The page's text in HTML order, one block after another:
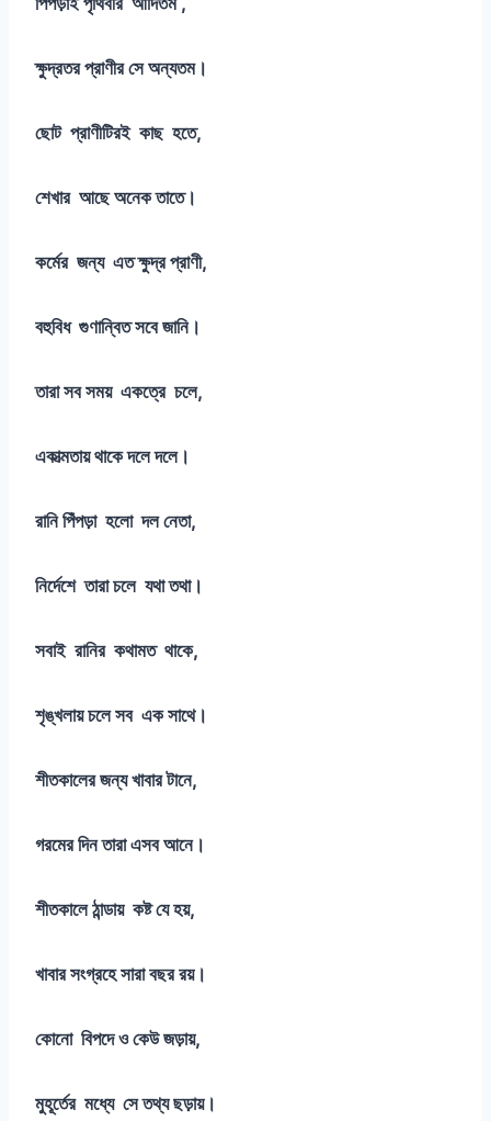
ক্ষুদ্রতর প্রাণীর সে অন্যতম।
ছোট প্রাণীটিরই কাছ হতে,
শেখার আছে অনেক তাতে।
কর্মের জন্য এত ক্ষুদ্র প্রাণী,
বহুবিধ গুণান্বিত সবে জানি।
তারা সব সময় একত্রে চলে,
একাত্মতায় থাকে দলে দলে।
রানি পিঁপড়া হলো দল নেতা,
নির্দেশে তারা চলে যথা তথা।
সবাই রানির কথামত থাকে,
শৃঙ্খলায় চলে সব এক সাথে।
শীতকালের জন্য খাবার টানে,
গরমের দিন তারা এসব আনে।
শীতকালে ঠান্ডায় কষ্ট যে হয়,
খাবার সংগ্রহে সারা বছর রয়।
কোনো বিপদে ও কেউ জড়ায়,
মুহূর্তের মধ্যে সে তথ্য ছড়ায়।